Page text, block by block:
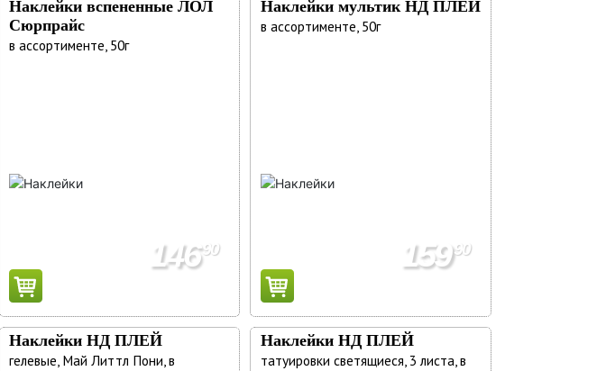
Наклейки вспененные ЛОЛ
Сюрпрайс
в ассортименте, 50г
14690
Наклейки мультик НД ПЛЕЙ
в ассортименте, 50г
15990
Наклейки НД ПЛЕЙ
гелевые, Май Литтл Пони, в
Наклейки НД ПЛЕЙ
татуировки светящиеся, 3 листа, в